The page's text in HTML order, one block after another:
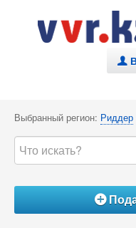
.
Выбранный регион: Риддер
Á